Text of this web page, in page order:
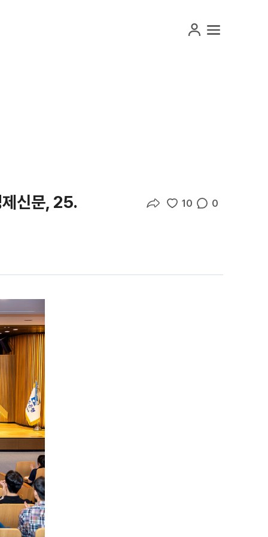
마이페이지
메뉴 열기
제신문, 25.
좋아요수
10 댓글수
0